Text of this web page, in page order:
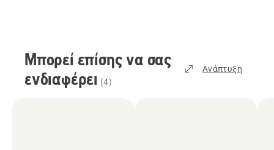
Μπορεί επίσης να σας
ενδιαφέρει (4)
Ανάπτυξη